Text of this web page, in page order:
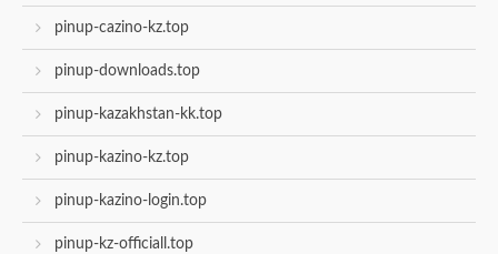
pinup-cazino-kz.top
pinup-downloads.top
pinup-kazakhstan-kk.top
pinup-kazino-kz.top
pinup-kazino-login.top
pinup-kz-officiall.top